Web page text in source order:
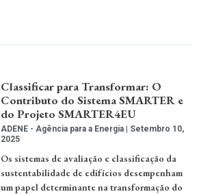
Classificar para Transformar: O
Contributo do Sistema SMARTER e
do Projeto SMARTER4EU
ADENE - Agência para a Energia
Setembro 10,
2025
Os sistemas de avaliação e classificação da
sustentabilidade de edifícios desempenham
um papel determinante na transformação do